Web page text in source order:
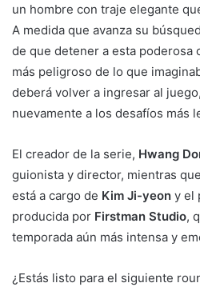
un hombre con traje elegante
A medida que avanza su
de que detener a esta poderosa
más peligroso de lo que
deberá volver a ingresar al
nuevamente a los desafíos más
El creador de la serie, Hwang
guionista y director, mientras
está a cargo de Kim Ji-yeon y el
producida por Firstman Studio,
temporada aún más intensa y
¿Estás listo para el siguiente